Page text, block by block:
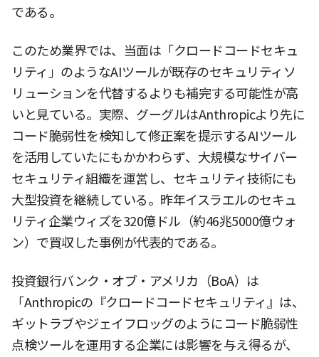
である。
このため業界では、当面は「クロードコードセキュ
リティ」のようなAIツールが既存のセキュリティソ
リューションを代替するよりも補完する可能性が高
いと見ている。実際、グーグルはAnthropicより先に
コード脆弱性を検知して修正案を提示するAIツール
を活用していたにもかかわらず、大規模なサイバー
セキュリティ組織を運営し、セキュリティ技術にも
大型投資を継続している。昨年イスラエルのセキュ
リティ企業ウィズを320億ドル（約46兆5000億ウォ
ン）で買収した事例が代表的である。
投資銀行バンク・オブ・アメリカ（BoA）は
「Anthropicの『クロードコードセキュリティ』は、
ギットラブやジェイフロッグのようにコード脆弱性
点検ツールを運用する企業には影響を与え得るが、